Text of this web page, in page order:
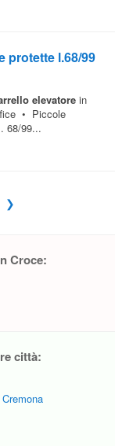
protette l.68/99
elevatore in
• Piccole
68/99...
Croce:
città: